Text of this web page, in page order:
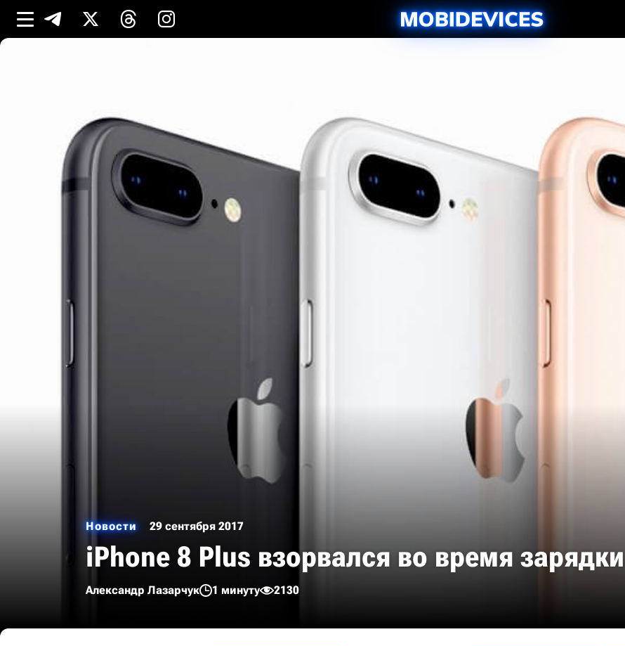
Новости 29 сентября 2017
iPhone 8 Plus взорвался во время зарядки
Александр Лазарчук 1 минуту 2130